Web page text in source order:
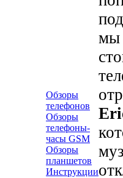
Обзоры
телефонов
Обзоры
телефоны-
часы GSM
Обзоры
планшетов
Инструкции
мы